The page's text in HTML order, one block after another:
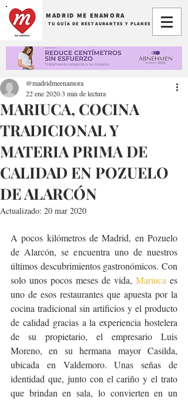
MADRID ME ENAMORA
TU GUÍA DE RESTAURANTES Y PLANES
MARIUCA, COCINA
TRADICIONAL Y
MATERIA PRIMA DE
CALIDAD EN POZUELO
DE ALARCÓN
@madridmeenamora
22 ene 20203 min de lectura
Actualizado: 20 mar 2020
A pocos kilómetros de Madrid, en Pozuelo
de Alarcón, se encuentra uno de nuestros
últimos descubrimientos gastronómicos. Con
solo unos pocos meses de vida, Mariuca es
uno de esos restaurantes que apuesta por la
cocina tradicional sin artificios y el producto
de calidad gracias a la experiencia hostelera
de su propietario, el empresario Luis
Moreno, en su hermana mayor Casilda,
ubicada en Valdemoro. Unas señas de
identidad que, junto con el cariño y el trato
que brindan en sala, lo convierten en un